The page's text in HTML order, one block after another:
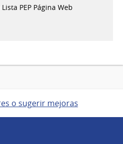
PEP Página Web
o sugerir mejoras